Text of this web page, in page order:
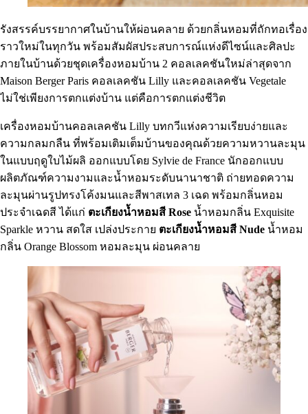
รังสรรค์บรรยากาศในบ้านให้ผ่อนคลาย ด้วยกลิ่นหอมที่ถักทอเรื่อง
ราวใหม่ในทุกวัน พร้อมสัมผัสประสบการณ์แห่งดีไซน์และศิลปะ
ภายในบ้านด้วยชุดเครื่องหอมบ้าน 2 คอลเลคชันใหม่ล่าสุดจาก
Maison Berger Paris คอลเลคชัน Lilly และคอลเลคชัน Vegetale
ไม่ใช่เพียงการตกแต่งบ้าน แต่คือการตกแต่งชีวิต
เครื่องหอมบ้านคอลเลคชัน Lilly บทกวีแห่งความเรียบง่ายและ
ความกลมกลืน ที่พร้อมเติมเต็มบ้านของคุณด้วยความหวานละมุน
ในแบบฤดูใบไม้ผลิ ออกแบบโดย Sylvie de France นักออกแบบ
ผลิตภัณฑ์ความงามและน้ำหอมระดับนานาชาติ ถ่ายทอดความ
ละมุนผ่านรูปทรงโค้งมนและสีพาสเทล 3 เฉด พร้อมกลิ่นหอม
ประจำเฉดสี ได้แก่ ตะเกียงน้ำหอมสี Rose น้ำหอมกลิ่น Exquisite
Sparkle หวาน สดใส เปล่งประกาย ตะเกียงน้ำหอมสี Nude น้ำหอม
กลิ่น Orange Blossom หอมละมุน ผ่อนคลาย